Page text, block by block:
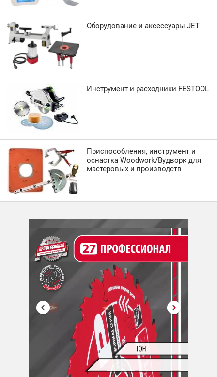
Оборудование и аксессуары JET
Инструмент и расходники FESTOOL
Приспособления, инструмент и
оснастка Woodwork/Вудворк для
мастеровых и производств